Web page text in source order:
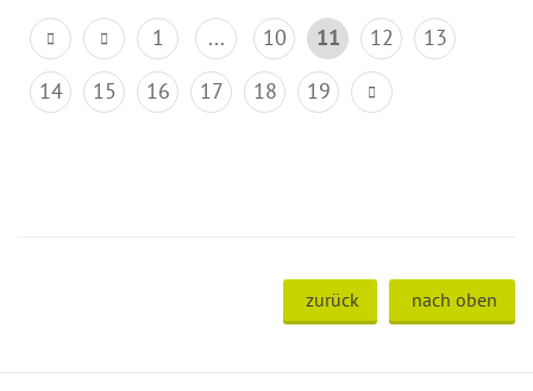
1 ... 10 11 12
13
14
15 16 17 18 19
zurück nach oben